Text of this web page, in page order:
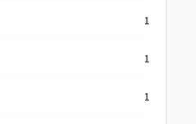
1
1
1